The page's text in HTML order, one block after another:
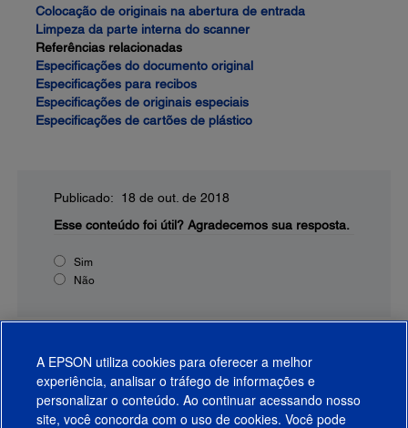
Colocação de originais na abertura de entrada
Limpeza da parte interna do scanner
Referências relacionadas
Especificações do documento original
Especificações para recibos
Especificações de originais especiais
Especificações de cartões de plástico
Publicado: 18 de out. de 2018
Esse conteúdo foi útil? Agradecemos sua resposta.
Sim
Não
A EPSON utiliza cookies para oferecer a melhor
experiência, analisar o tráfego de informações e
personalizar o conteúdo. Ao continuar acessando nosso
site, você concorda com o uso de cookies. Você pode